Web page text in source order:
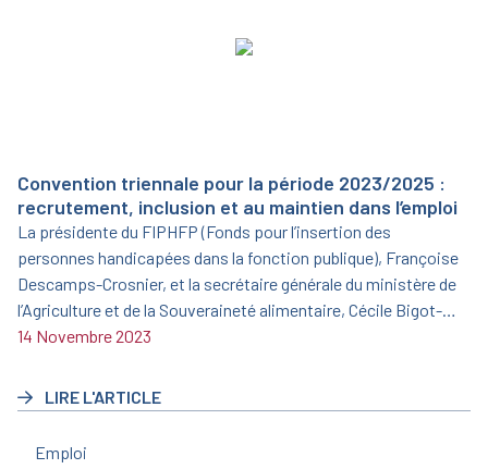
Convention triennale pour la période 2023/2025 :
recrutement, inclusion et au maintien dans l’emploi
La présidente du FIPHFP (Fonds pour l’insertion des
personnes handicapées dans la fonction publique), Françoise
Descamps-Crosnier, et la secrétaire générale du ministère de
l’Agriculture et de la Souveraineté alimentaire, Cécile Bigot-
Dekeyzer, ont signé le 19 juin 2023 une nouvelle convention
14 Novembre 2023
LIRE L'ARTICLE
Emploi